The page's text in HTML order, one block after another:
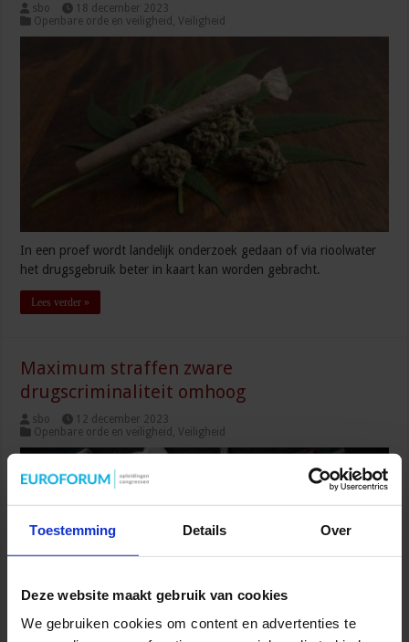
Toestemming Details Over
Deze website maakt gebruik van cookies
We gebruiken cookies om content en advertenties te
sbo
18 december 2023
Openbare orde en veiligheid
,Veiligheid
In een proef wordt landelijk onderzoek gedaan of via rioolwater
het drugsgebruik beter in kaart kan worden gebracht.
Lees verder »
Maximum straffen zware
drugscriminaliteit omhoog
sbo
12 december 2023
Openbare orde en veiligheid ,Veiligheid